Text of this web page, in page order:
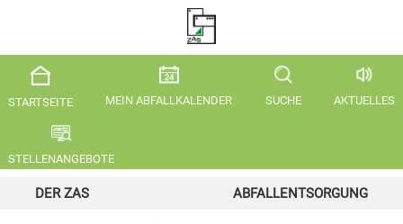
STARTSEITE MEIN ABFALLKALENDER SUCHE AKTUELLES
STELLENANGEBOTE
DER ZAS ABFALLENTSORGUNG